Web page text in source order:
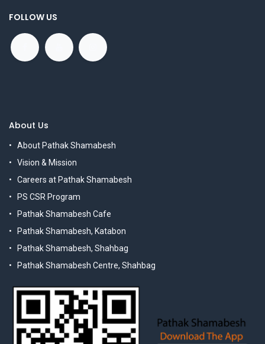
FOLLOW US
About Us
About Pathak Shamabesh
Vision & Mission
Careers at Pathak Shamabesh
PS CSR Program
Pathak Shamabesh Cafe
Pathak Shamabesh, Katabon
Pathak Shamabesh, Shahbag
Pathak Shamabesh Centre, Shahbag